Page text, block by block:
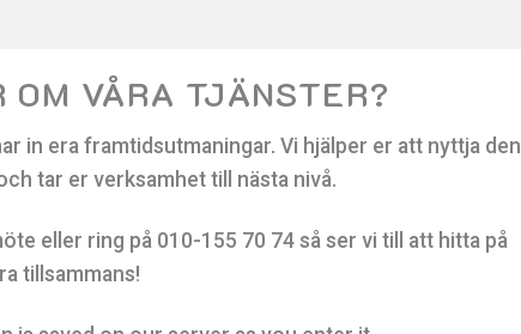
VÅRA TJÄNSTER?
in era framtidsutmaningar. Vi hjälper er att nyttja den
tar er verksamhet till nästa nivå.
eller ring på 010-155 70 74 så ser vi till att hitta på
tillsammans!